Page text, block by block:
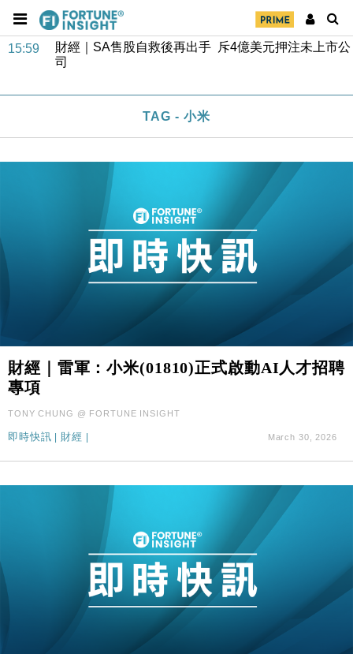
15:59
財經｜SA售股自救後再出手 斥4億美元押注未上市公
司
財經｜精星香港夥菜鳥拓全球智慧倉儲市場 加快海外
14:50
地產｜大酒店中期轉賺2300萬元 斥21億翻新香港及
13:12
國際｜特朗普赴洛杉磯高球場活動前 男子攜槍彈被捕
財經｜香港7月PMI回落至51 企業擴張放慢兼縮減人
財經｜黑石傳再籌逾360億美元 支援Anthropic租用
Google晶片
財經｜美商務部擬擴大金屬關稅範圍 14類產品或加徵
本地｜新世界K11 9月升級會員制度 增鉑金卡級別鎖
財經｜本港6月零售額連升14個月 珠寶鐘錶銷售升勢
最強
16:33
財經｜滙控重啟最多10億美元回購 派息比率目標維持
15:59
財經｜SA售股自救後再出手 斥4億美元押注未上市公
地產｜大酒店中期轉賺2300萬元 斥21億翻新香港及
國際｜特朗普赴洛杉磯高球場活動前 男子攜槍彈被捕
財經｜香港7月PMI回落至51 企業擴張放慢兼縮減人
11:40
財經｜黑石傳再籌逾360億美元 支援Anthropic租用
財經｜美商務部擬擴大金屬關稅範圍 14類產品或加徵
TAG - 小米
財經｜雷軍：小米(01810)正式啟動AI人才招聘
專項
TONY CHUNG @ FORTUNE INSIGHT
即時快訊 財經 March 30, 2026